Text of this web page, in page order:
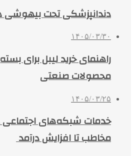
دندانپزشکی تحت بیهوشی
۱۴۰۵/۰۳/۳۰
راهنمای خرید لیبل برای
محصولات صنعتی
۱۴۰۵/۰۳/۲۵
مخاطب تا افزایش درآمد